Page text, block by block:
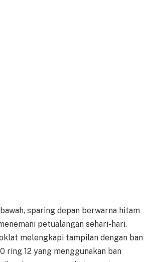
sparing depan berwarna hitam
petualangan sehari-hari.
melengkapi tampilan dengan ban
ring 12 yang menggunakan ban